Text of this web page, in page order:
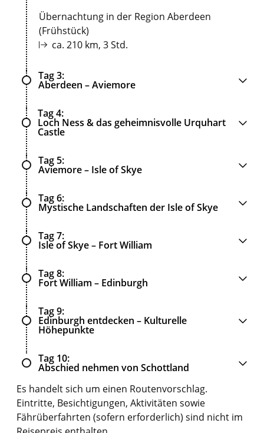
Übernachtung in der Region Aberdeen
(Frühstück)
ca. 210 km, 3 Std.
Tag 3
Aberdeen – Aviemore
Tag 4
Loch Ness & das geheimnisvolle Urquhart
Castle
Tag 5
Aviemore – Isle of Skye
Tag 6
Mystische Landschaften der Isle of Skye
Tag 7
Isle of Skye – Fort William
Tag 8
Fort William – Edinburgh
Tag 9
Edinburgh entdecken – Kulturelle
Höhepunkte
Tag 10
Abschied nehmen von Schottland
Es handelt sich um einen Routenvorschlag.
Eintritte, Besichtigungen, Aktivitäten sowie
Fährüberfahrten (sofern erforderlich) sind nicht im